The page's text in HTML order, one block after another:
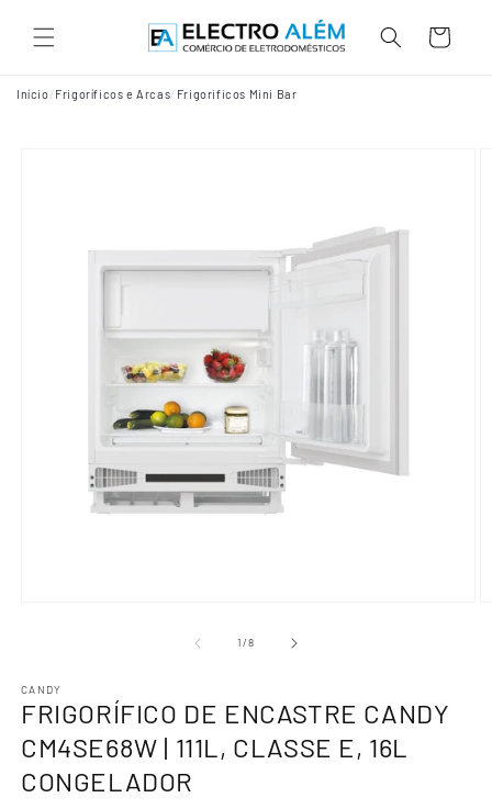
para o
conteúdo
Carrinho
Início/Frigoríficos e Arcas/ Frigorificos Mini Bar
1/de
8
CANDY
FRIGORÍFICO DE ENCASTRE CANDY
CM4SE68W | 111L, CLASSE E, 16L
CONGELADOR